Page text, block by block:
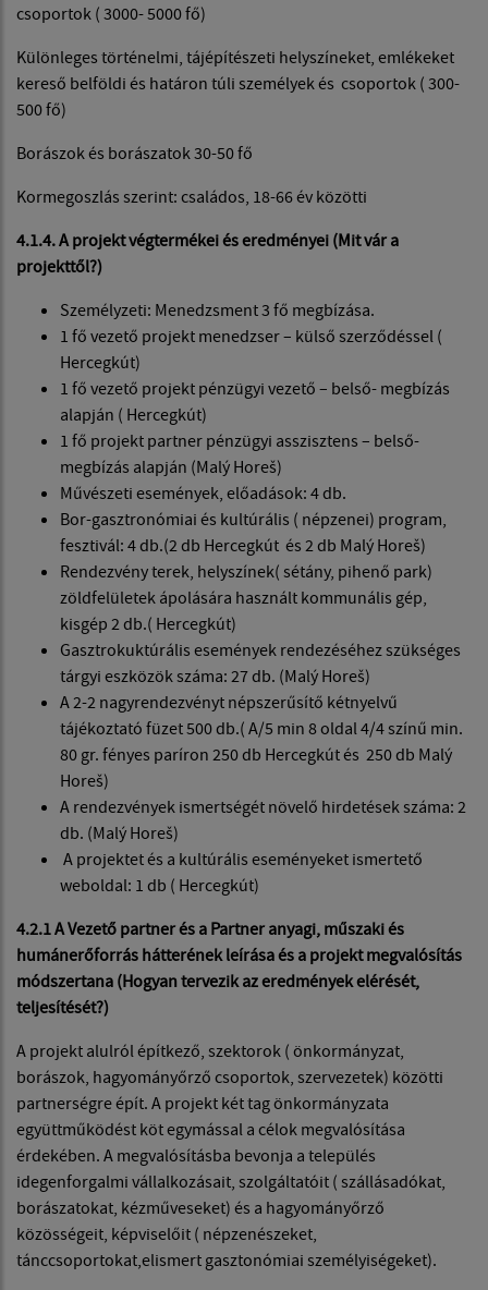
csoportok ( 3000- 5000 fő)
Különleges történelmi, tájépítészeti helyszíneket, emlékeket
kereső belföldi és határon túli személyek és csoportok ( 300-
500 fő)
Borászok és borászatok 30-50 fő
Kormegoszlás szerint: családos, 18-66 év közötti
4.1.4. A projekt végtermékei és eredményei (Mit vár a
projekttől?)
Személyzeti: Menedzsment 3 fő megbízása.
1 fő vezető projekt menedzser – külső szerződéssel (
Hercegkút)
1 fő vezető projekt pénzügyi vezető – belső- megbízás
alapján ( Hercegkút)
1 fő projekt partner pénzügyi asszisztens – belső-
megbízás alapján (Malý Horeš)
Művészeti események, előadások: 4 db.
Bor-gasztronómiai és kultúrális ( népzenei) program,
fesztivál: 4 db.(2 db Hercegkút és 2 db Malý Horeš)
Rendezvény terek, helyszínek( sétány, pihenő park)
zöldfelületek ápolására használt kommunális gép,
kisgép 2 db.( Hercegkút)
Gasztrokuktúrális események rendezéséhez szükséges
tárgyi eszközök száma: 27 db. (Malý Horeš)
A 2-2 nagyrendezvényt népszerűsítő kétnyelvű
tájékoztató füzet 500 db.( A/5 min 8 oldal 4/4 színű min.
80 gr. fényes paríron 250 db Hercegkút és 250 db Malý
Horeš)
A rendezvények ismertségét növelő hirdetések száma: 2
db. (Malý Horeš)
A projektet és a kultúrális eseményeket ismertető
weboldal: 1 db ( Hercegkút)
4.2.1 A Vezető partner és a Partner anyagi, műszaki és
humánerőforrás hátterének leírása és a projekt megvalósítás
módszertana (Hogyan tervezik az eredmények elérését,
teljesítését?)
A projekt alulról építkező, szektorok ( önkormányzat,
borászok, hagyományőrző csoportok, szervezetek) közötti
partnerségre épít. A projekt két tag önkormányzata
együttműködést köt egymással a célok megvalósítása
érdekében. A megvalósításba bevonja a település
idegenforgalmi vállalkozásait, szolgáltatóit ( szállásadókat,
borászatokat, kézműveseket) és a hagyományőrző
közösségeit, képviselőit ( népzenészeket,
tánccsoportokat,elismert gasztonómiai személyiségeket).